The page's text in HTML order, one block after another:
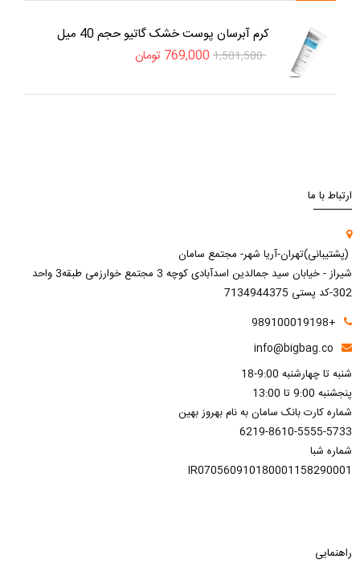
کرم آبرسان پوست خشک گاتیو حجم 40 میل
1,501,500
769,000 تومان
ارتباط با ما
(پشتیبانی)تهران-آریا شهر- مجتمع سامان
شیراز - خیابان سید جمالدین اسدآبادی کوچه 3 مجتمع خوارزمی طبقه3 واحد
302-کد پستی 7134944375
+989100019198
info@bigbag.co
شنبه تا چهارشنبه 9:00-18
پنجشنبه 9:00 تا 13:00
شماره کارت بانک سامان به نام بهروز بهین
6219-8610-5555-5733
شماره شبا
IR070560910180001158290001
راهنمایی